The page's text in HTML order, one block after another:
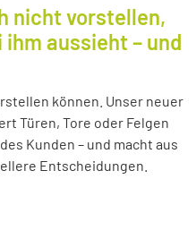
nicht vorstellen,
aussieht – und
können. Unser neuer
Türen, Tore oder Felgen
Kunden – und macht aus
Entscheidungen.